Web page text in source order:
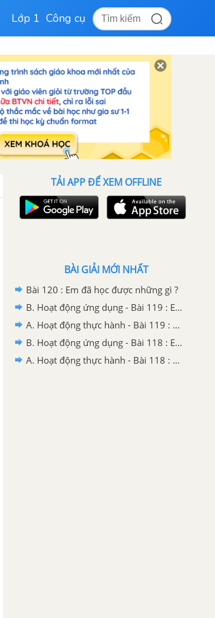
Lớp 1 Công cụ
TẢI APP ĐỂ XEM OFFLINE
BÀI GIẢI MỚI NHẤT
Bài 120 : Em đã học được những gì ?
B. Hoạt động ứng dụng - Bài 119 : Em ôn lại những gì đã học
A. Hoạt động thực hành - Bài 119 : Em ôn lại những gì đã học
B. Hoạt động ứng dụng - Bài 118 : Em ôn lại những gì đã học
A. Hoạt động thực hành - Bài 118 : Em ôn lại những gì đã học